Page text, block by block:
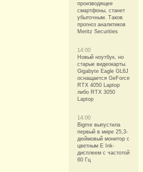
производящее
смартфоны, станет
убыточным. Таков
прогноз аналитиков
Meritz Securities
14:00
Новый ноутбук, но
старые видеокарты.
Gigabyte Eagle GL6J
оснащается GeForce
RTX 4050 Laptop
либо RTX 3050
Laptop
14:00
Bigme выпустила
первый в мире 25,3-
дюймовый монитор с
цветным E Ink-
дисплеем с частотой
60 Гц